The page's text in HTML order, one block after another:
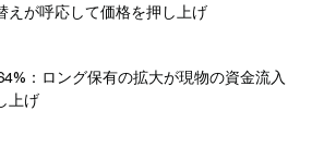
えが呼応して価格を押し上げ
：ロング保有の拡大が現物の資金流入
上げ